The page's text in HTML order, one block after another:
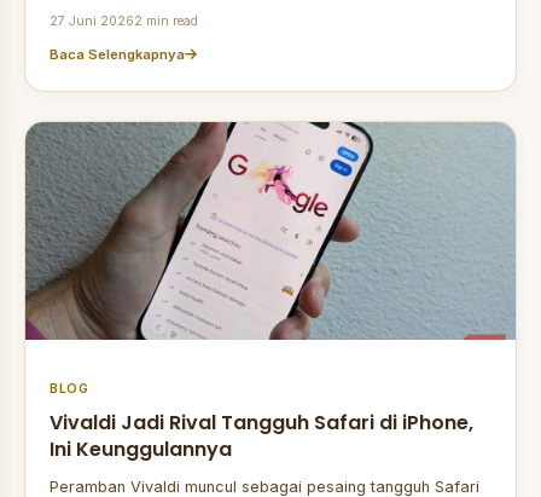
27 Juni 20262 min read
Baca Selengkapnya
BLOG
Vivaldi Jadi Rival Tangguh Safari di iPhone,
Ini Keunggulannya
Peramban Vivaldi muncul sebagai pesaing tangguh Safari